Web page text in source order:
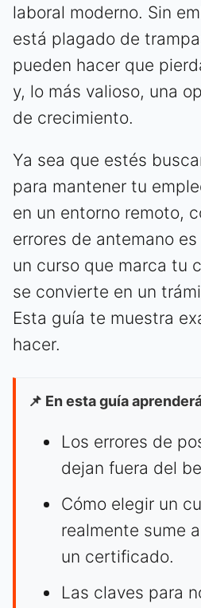
laboral moderno. Sin
está plagado de
pueden hacer que
y, lo más valioso, una
de crecimiento.
Ya sea que estés
para mantener tu
en un entorno remoto,
errores de antemano
un curso que marca tu
se convierte en un
Esta guía te muestra
hacer.
📌 En esta guía
Los errores de
dejan fuera del
Cómo elegir un
realmente sume
un certificado.
Las claves para